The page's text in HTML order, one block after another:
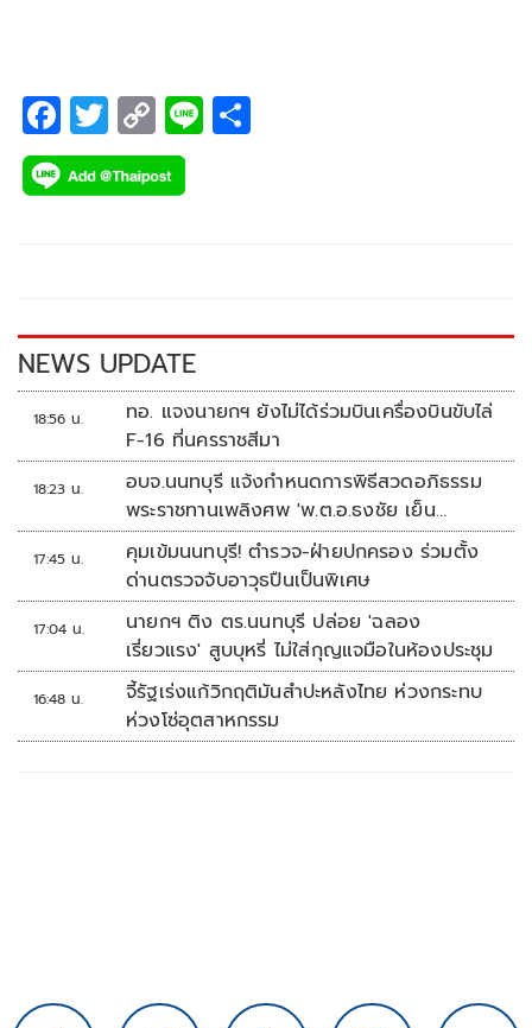
F
ac
e
k
T
wi
tt
C
o
p
k
Li
NEWS UPDATE
18:56 น.
ทอ. แจงนายกฯ ยังไม่ได้ร่วมบินเครื่องบินขับไล่
F-16 ที่นครราชสีมา
18:23 น.
อบจ.นนทบุรี แจ้งกำหนดการพิธีสวดอภิธรรม
พระราชทานเพลิงศพ 'พ.ต.อ.ธงชัย เย็น
ประเสริฐ'
17:45 น.
คุมเข้มนนทบุรี! ตำรวจ-ฝ่ายปกครอง ร่วมตั้ง
ด่านตรวจจับอาวุธปืนเป็นพิเศษ
17:04 น.
นายกฯ ติง ตร.นนทบุรี ปล่อย 'ฉลอง
เรี่ยวแรง' สูบบุหรี่ ไม่ใส่กุญแจมือในห้องประชุม
16:48 น.
จี้รัฐเร่งแก้วิกฤติมันสำปะหลังไทย ห่วงกระทบ
ห่วงโซ่อุตสาหกรรม